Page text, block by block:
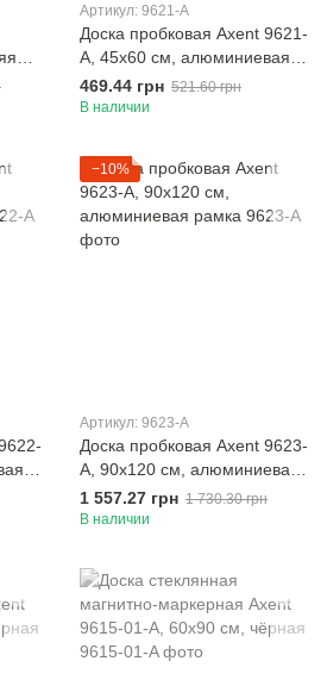
Артикул: 9621-A
Доска пробковая Axent 9621-
A, 45х60 см, алюминиевая
рамка
469.44 грн 521.60 грн
В наличии
−10%
Артикул: 9623-A
Доска пробковая Axent 9623-
A, 90х120 см, алюминиевая
рамка
1 557.27 грн 1 730.30 грн
В наличии